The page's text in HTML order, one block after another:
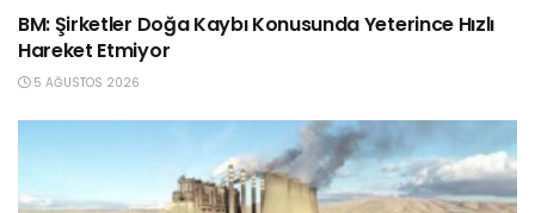
BM: Şirketler Doğa Kaybı Konusunda Yeterince Hızlı
Hareket Etmiyor
5 AĞUSTOS 2026